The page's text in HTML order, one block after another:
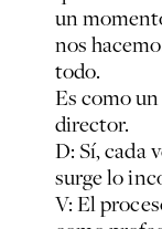
un
nos
todo.
Es como
director.
D: Sí, cada
surge lo
V: El